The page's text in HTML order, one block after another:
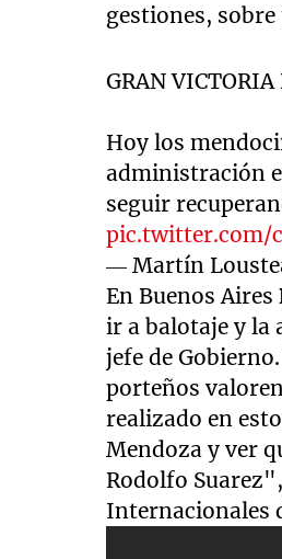
gestiones,
GRAN VICTORIA
Hoy los
administración
seguir
pic.twitter.com/
— Martín
En Buenos Aires
ir a balotaje y la
jefe de
porteños
realizado en
Mendoza y ver
Rodolfo
Internacionales